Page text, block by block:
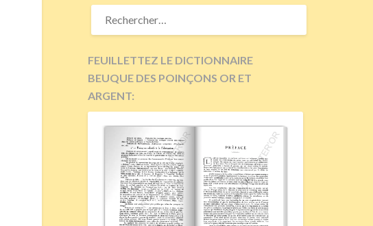
RECHERCHER :
FEUILLETTEZ LE DICTIONNAIRE
BEUQUE DES POINÇONS OR ET
ARGENT: